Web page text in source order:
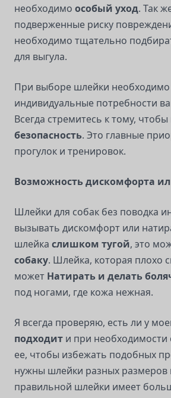
необходимо особый уход. Так
подверженные риску
необходимо тщательно
для выгула.
При выборе шлейки необходимо
индивидуальные потребности
Всегда стремитесь к тому, чтобы
безопасность. Это главные
прогулок и тренировок.
Возможность дискомфорта
Шлейки для собак без поводка
вызывать дискомфорт или
шлейка слишком тугой, это
собаку. Шлейка, которая плохо
может Натирать и делать
под ногами, где кожа нежная.
Я всегда проверяю, есть ли у
подходит и при необходимости
ее, чтобы избежать подобных
нужны шлейки разных размеров
правильной шлейки имеет